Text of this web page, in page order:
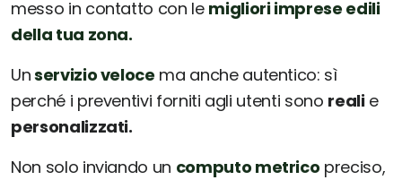
messo in contatto con le migliori imprese edili
della tua zona.
Unservizio veloce ma anche autentico: sì
perché i preventivi forniti agli utenti sono realie
personalizzati.
Non solo inviando un computo metrico preciso,